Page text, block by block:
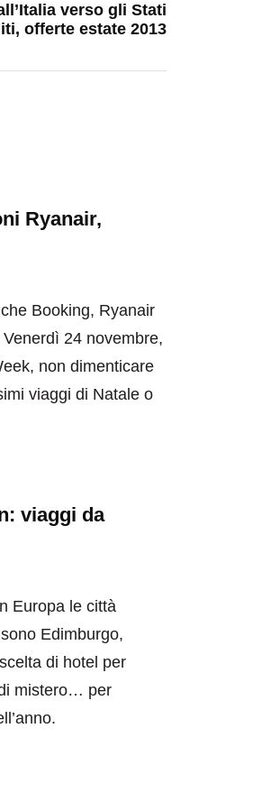
verso gli Stati
offerte estate 2013
Ryanair,
Booking, Ryanair
24 novembre,
non dimenticare
viaggi di Natale o
viaggi da
Europa le città
Edimburgo,
di hotel per
mistero… per